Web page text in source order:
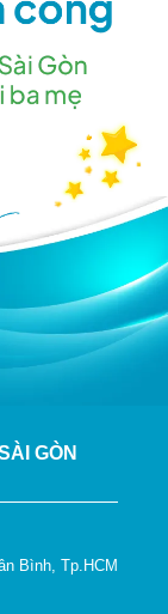
GÒN
Bình, Tp.HCM